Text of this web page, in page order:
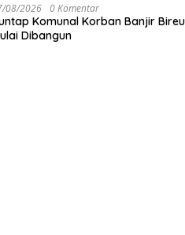
08/2026 0 Komentar
Komunal Korban Banjir
Dibangun